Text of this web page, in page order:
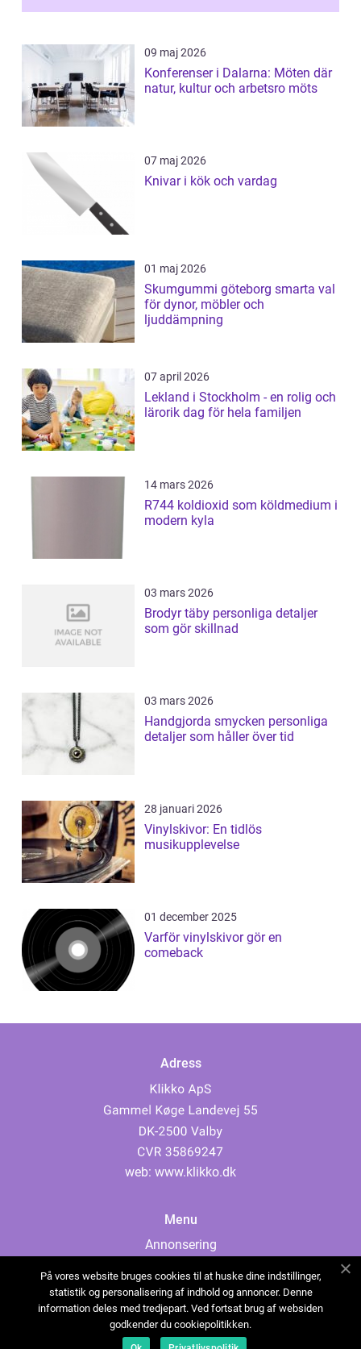
09 maj 2026
Konferenser i Dalarna: Möten där
natur, kultur och arbetsro möts
07 maj 2026
Knivar i kök och vardag
01 maj 2026
Skumgummi göteborg smarta val
för dynor, möbler och
ljuddämpning
07 april 2026
Lekland i Stockholm - en rolig och
lärorik dag för hela familjen
14 mars 2026
R744 koldioxid som köldmedium i
modern kyla
03 mars 2026
Brodyr täby personliga detaljer
som gör skillnad
03 mars 2026
Handgjorda smycken personliga
detaljer som håller över tid
28 januari 2026
Vinylskivor: En tidlös
musikupplevelse
01 december 2025
Varför vinylskivor gör en
comeback
Adress
web: www.klikko.dk
Menu
Annonsering
Cookies
Kontakta oss
Sitemap
På vores website bruges cookies til at huske dine indstillinger,
statistik og personalisering af indhold og annoncer. Denne
information deles med tredjepart. Ved fortsat brug af websiden
godkender du cookiepolitikken.